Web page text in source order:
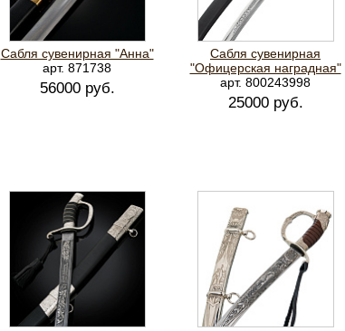
Сабля сувенирная "Анна"
арт. 871738
56000 руб.
Сабля сувенирная
"Офицерская наградная"
арт. 800243998
25000 руб.